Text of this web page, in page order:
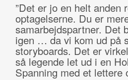
”Det er jo en helt anden
optagelserne. Du er
samarbejdspartner. Det
igen … da vi kom ud på
storyboards. Det er
så legende let ud i en
Spanning med et lettere